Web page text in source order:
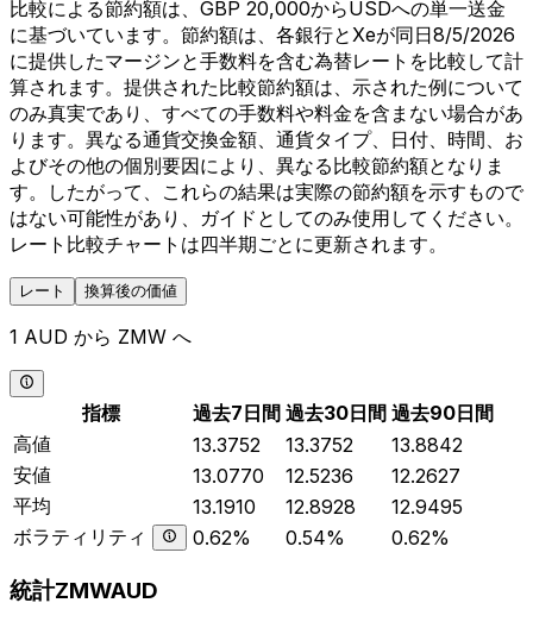
比較による節約額は、GBP 20,000からUSDへの単一送金
に基づいています。節約額は、各銀行とXeが同日8/5/2026
に提供したマージンと手数料を含む為替レートを比較して計
算されます。提供された比較節約額は、示された例について
のみ真実であり、すべての手数料や料金を含まない場合があ
ります。異なる通貨交換金額、通貨タイプ、日付、時間、お
よびその他の個別要因により、異なる比較節約額となりま
す。したがって、これらの結果は実際の節約額を示すもので
はない可能性があり、ガイドとしてのみ使用してください。
レート比較チャートは四半期ごとに更新されます。
レート 換算後の価値
1 AUD から ZMW へ
指標 過去7日間 過去30日間 過去90日間
高値
13.3752 13.3752
13.8842
安値
13.0770 12.5236
12.2627
平均
13.1910 12.8928
12.9495
ボラティリティ
0.62% 0.54% 0.62%
統計ZMWAUD